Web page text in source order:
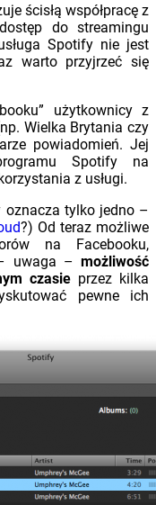
ścisłą współpracę z
do streamingu
Spotify nie jest
warto przyjrzeć się
użytkownicy z
Wielka Brytania czy
powiadomień. Jej
Spotify na
z usługi.
oznacza tylko jedno –
?) Od teraz możliwe
na Facebooku,
uwaga – możliwość
czasieprzez kilka
pewne ich